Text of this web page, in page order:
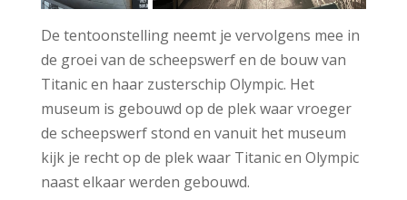
De tentoonstelling neemt je vervolgens mee in
de groei van de scheepswerf en de bouw van
Titanic en haar zusterschip Olympic. Het
museum is gebouwd op de plek waar vroeger
de scheepswerf stond en vanuit het museum
kijk je recht op de plek waar Titanic en Olympic
naast elkaar werden gebouwd.